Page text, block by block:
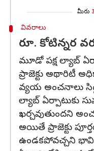
మీరు
వివరాలు
రూ. కోటిన్నర
మూడో పక్ష ల్యాబ్‌
ప్రాజెక్టు అథారిటీ
వ్యయ అంచనాలు
ల్యాబ్‌ ఏర్పాటుకు
ఖర్చవుతుందని
అయితే ప్రాజెక్టు
ఉండకపోవచ్చని